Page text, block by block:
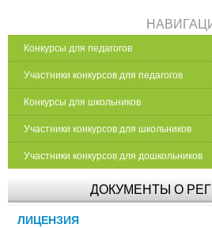
Конкурсы для педагогов
Участники конкурсов для педагогов
Конкурсы для школьников
Участники конкурсов для школьников
Участники конкурсов для дошкольников
ДОКУМЕНТЫ О
ЛИЦЕНЗИЯ